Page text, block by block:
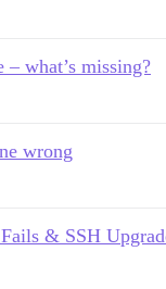
what’s missing?
wrong
& SSH